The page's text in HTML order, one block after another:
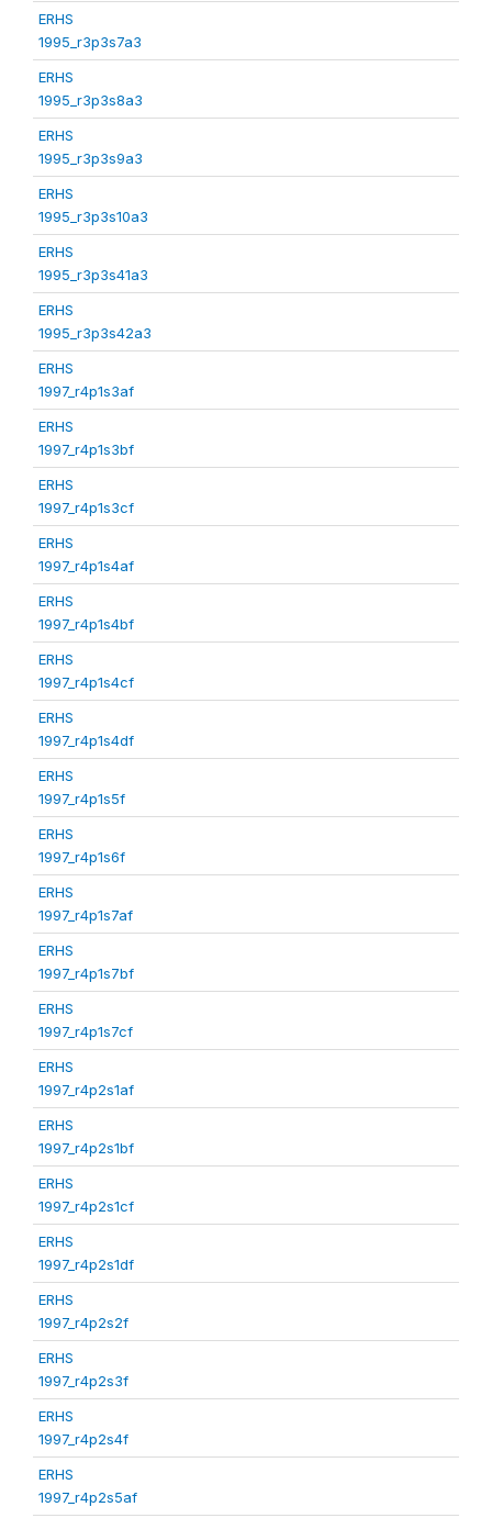
ERHS
1995_r3p3s7a3
ERHS
1995_r3p3s8a3
ERHS
1995_r3p3s9a3
ERHS
1995_r3p3s10a3
ERHS
1995_r3p3s41a3
ERHS
1995_r3p3s42a3
ERHS
1997_r4p1s3af
ERHS
1997_r4p1s3bf
ERHS
1997_r4p1s3cf
ERHS
1997_r4p1s4af
ERHS
1997_r4p1s4bf
ERHS
1997_r4p1s4cf
ERHS
1997_r4p1s4df
ERHS
1997_r4p1s5f
ERHS
1997_r4p1s6f
ERHS
1997_r4p1s7af
ERHS
1997_r4p1s7bf
ERHS
1997_r4p1s7cf
ERHS
1997_r4p2s1af
ERHS
1997_r4p2s1bf
ERHS
1997_r4p2s1cf
ERHS
1997_r4p2s1df
ERHS
1997_r4p2s2f
ERHS
1997_r4p2s3f
ERHS
1997_r4p2s4f
ERHS
1997_r4p2s5af